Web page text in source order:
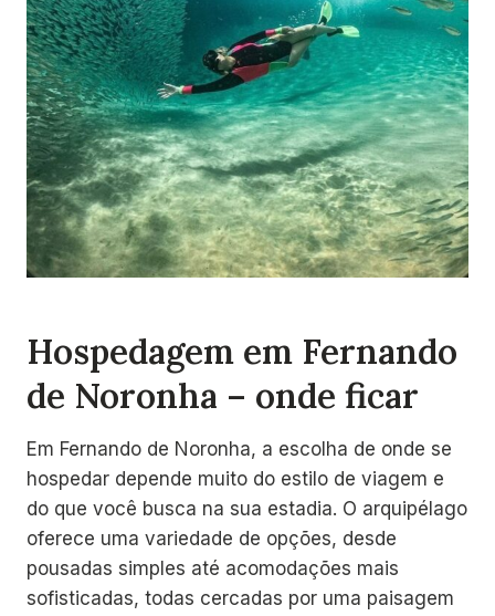
Hospedagem em Fernando
de Noronha – onde ficar
Em Fernando de Noronha, a escolha de onde se
hospedar depende muito do estilo de viagem e
do que você busca na sua estadia. O arquipélago
oferece uma variedade de opções, desde
pousadas simples até acomodações mais
sofisticadas, todas cercadas por uma paisagem